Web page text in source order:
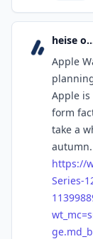
heise
Apple
Apple
form
take a
autumn.
https://
Series-